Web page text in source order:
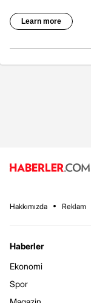
Hakkımızda Reklam
Haberler
Ekonomi
Spor